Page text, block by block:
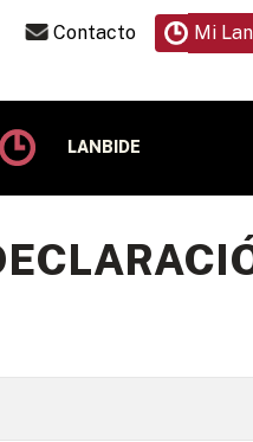
Contacto Mi
LANBIDE